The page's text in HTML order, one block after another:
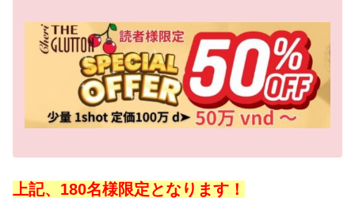
上記、180名様限定となります！